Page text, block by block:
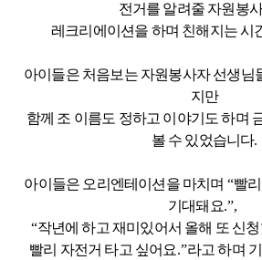
전거를 알려줄 자원봉
레크리에이션을 하며 친해지는 시
아이들은 처음보는 자원봉사자 선생님
지만
함께 조 이름도 정하고 이야기도 하며
볼 수 있었습니다.
아이들은 오리엔테이션을 마치며 “빨
기대돼요.”,
“작년에 하고 재미있어서 올해 또 신
빨리 자전거 타고 싶어요.”라고 하며